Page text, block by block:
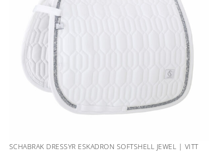
SCHABRAK DRESSYR ESKADRON SOFTSHELL JEWEL | VITT